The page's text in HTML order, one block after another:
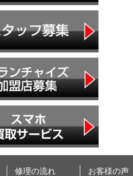
修理の流れ
お客様の声